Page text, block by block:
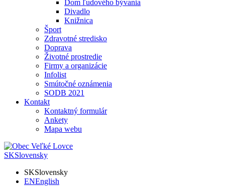
Dom ľudového bývania
Divadlo
Knižnica
Šport
Zdravotné stredisko
Doprava
Životné prostredie
Firmy a organizácie
Infolist
Smútočné oznámenia
SODB 2021
Kontakt
Kontaktný formulár
Ankety
Mapa webu
SKSlovensky
SKSlovensky
ENEnglish